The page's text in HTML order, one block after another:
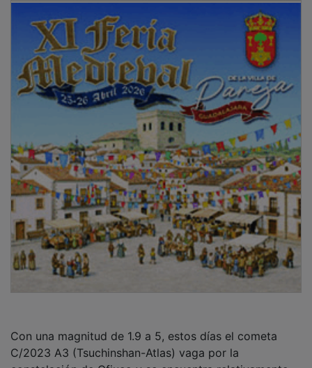
C/2023 A3 (Tsuchinshan-Atlas) vaga por la
constelación de Ofiuco y se encuentra relativamente